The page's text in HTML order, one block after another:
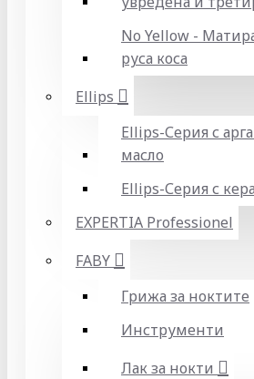
No Yellow -
руса коса
Ellips
Ellips-Серия с
масло
Ellips-Серия с
EXPERTIA Professionel
FABY
Грижа за ноктите
Инструменти
Лак за нокти